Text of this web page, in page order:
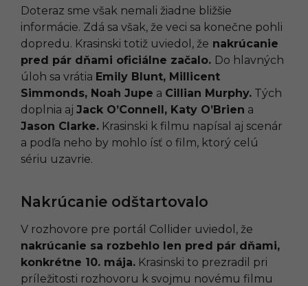
Doteraz sme však nemali žiadne bližšie
informácie. Zdá sa však, že veci sa konečne pohli
dopredu. Krasinski totiž uviedol, že nakrúcanie
pred pár dňami oficiálne začalo. Do hlavných
úloh sa vrátia Emily Blunt, Millicent
Simmonds, Noah Jupe a Cillian Murphy. Tých
doplnia aj Jack O’Connell, Katy O’Brien a
Jason Clarke. Krasinski k filmu napísal aj scenár
a podľa neho by mohlo ísť o film, ktorý celú
sériu uzavrie.
Nakrúcanie odštartovalo
V rozhovore pre portál Collider uviedol, že
nakrúcanie sa rozbehlo len pred pár dňami,
konkrétne 10. mája. Krasinski to prezradil pri
príležitosti rozhovoru k svojmu novému filmu